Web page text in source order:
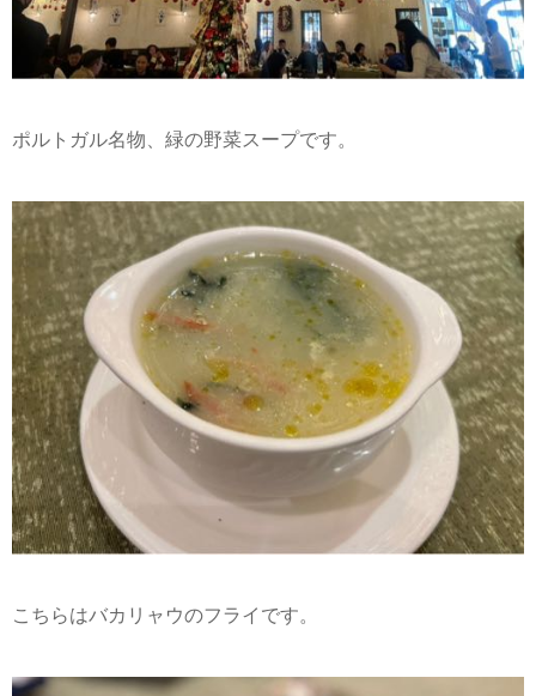
ポルトガル名物、緑の野菜スープです。
こちらはバカリャウのフライです。